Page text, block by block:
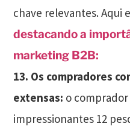
chave relevantes. Aqui
destacando a
marketing B2B:
13. Os compradores
extensas: o
impressionantes 12